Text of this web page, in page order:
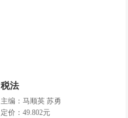
税法
主编：马顺英 苏勇
定价：49.802元